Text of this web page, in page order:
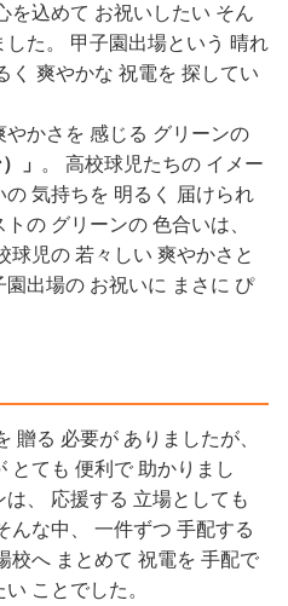
を込めて お祝いしたい そん
た。 甲子園出場という 晴れ
く 爽やかな 祝電を 探してい
かさを 感じる グリーンの
」
。 高校球児たちの イメー
気持ちを 明るく 届けられ
の グリーンの 色合いは、
球児の 若々しい 爽やかさと
出場の お祝いに まさに ぴ
贈る 必要が ありましたが、
とても 便利で 助かりまし
、 応援する 立場としても
んな中、 一件ずつ 手配する
校へ まとめて 祝電を 手配で
ことでした。